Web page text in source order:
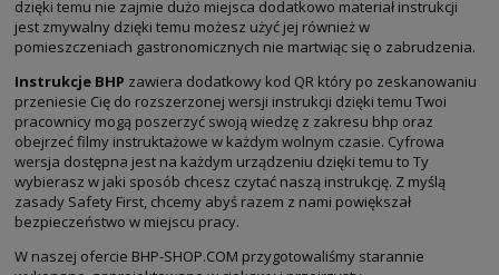
dzięki temu nie zajmie dużo miejsca dodatkowo materiał instrukcji
jest zmywalny dzięki temu możesz użyć jej również w
pomieszczeniach gastronomicznych nie martwiąc się o zabrudzenia.
Instrukcje BHP zawiera dodatkowy kod QR który po zeskanowaniu
przeniesie Cię do rozszerzonej wersji instrukcji dzięki temu Twoi
pracownicy mogą poszerzyć swoją wiedzę z zakresu bhp oraz
obejrzeć filmy instruktażowe w każdym wolnym czasie. Cyfrowa
wersja dostępna jest na każdym urządzeniu dzięki temu to Ty
wybierasz w jaki sposób chcesz czytać naszą instrukcję. Z myślą
zasady Safety First, chcemy abyś razem z nami powiększał
bezpieczeństwo w miejscu pracy.
W naszej ofercie BHP-SHOP.COM przygotowaliśmy starannie